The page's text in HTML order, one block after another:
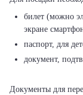
билет (можно
экране
паспорт, для
документ,